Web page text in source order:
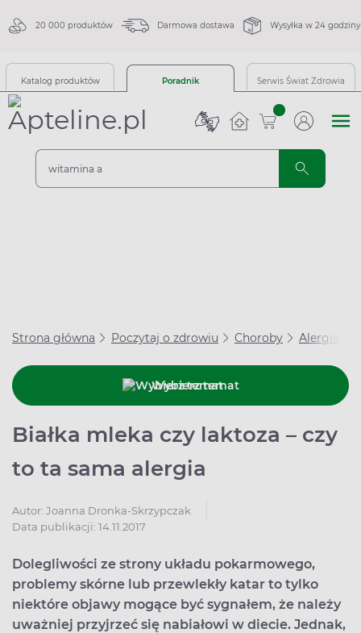
20 000 produktów Darmowa dostawa Wysyłka w 24 godziny
Katalog produktów Poradnik Serwis Świat Zdrowia
sztuk
Strona główna Poczytaj o zdrowiu Choroby Alergia
Wybierz temat
Białka mleka czy laktoza – czy
to ta sama alergia
Autor: Joanna Dronka-Skrzypczak
Data publikacji: 14.11.2017
Dolegliwości ze strony układu pokarmowego,
problemy skórne lub przewlekły katar to tylko
niektóre objawy mogące być sygnałem, że należy
uważniej przyjrzeć się nabiałowi w diecie. Jednak,